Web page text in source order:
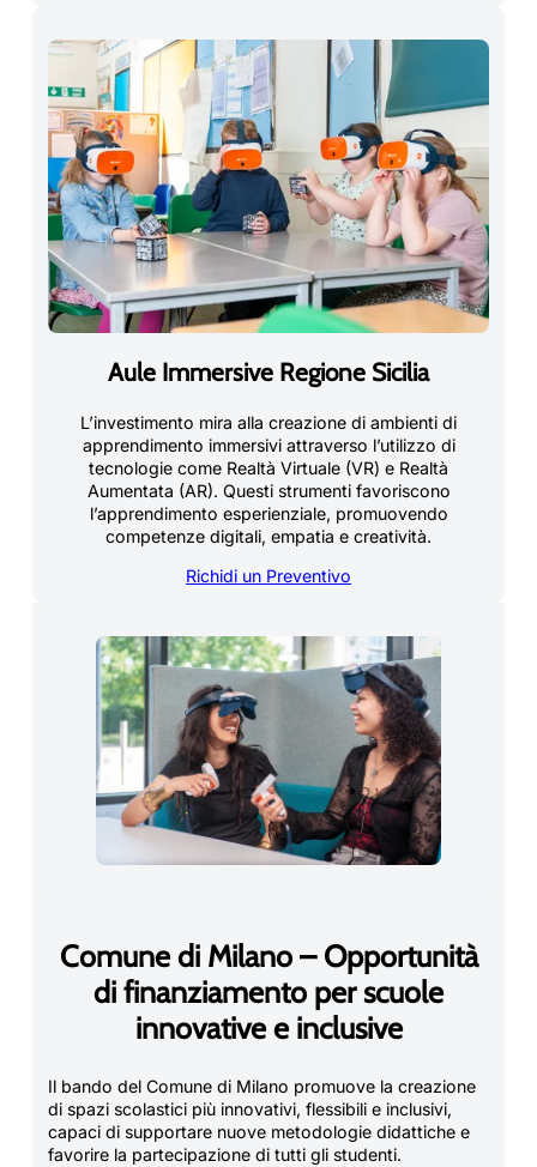
Aule Immersive Regione Sicilia
L’investimento mira alla creazione di ambienti di
apprendimento immersivi attraverso l’utilizzo di
tecnologie come Realtà Virtuale (VR) e Realtà
Aumentata (AR). Questi strumenti favoriscono
l’apprendimento esperienziale, promuovendo
competenze digitali, empatia e creatività.
Richidi un Preventivo
Comune di Milano – Opportunità
di finanziamento per scuole
innovative e inclusive
Il bando del Comune di Milano promuove la creazione
di spazi scolastici più innovativi, flessibili e inclusivi,
capaci di supportare nuove metodologie didattiche e
favorire la partecipazione di tutti gli studenti.